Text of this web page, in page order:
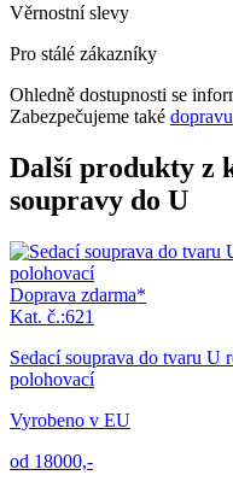
Věrnostní slevy
Pro stálé zákazníky
Ohledně dostupnosti se
Zabezpečujeme také dopravu
Další produkty z
soupravy do U
Doprava zdarma*
Kat. č.:621
Sedací souprava do tvaru U
polohovací
Vyrobeno v EU
od 18000,-